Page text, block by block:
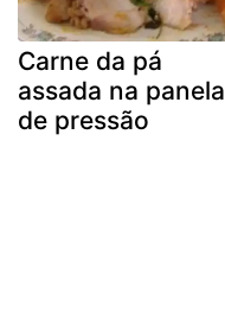
Carne da pá
assada na panela
de pressão